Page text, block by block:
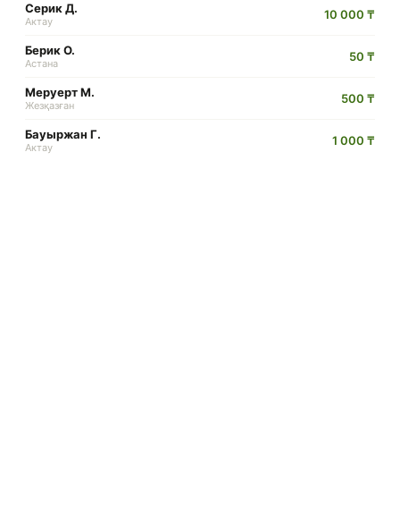
Серик Д.
Актау 10 000 ₸
Берик О.
Астана 50 ₸
Меруерт М.
Жезқазған 500 ₸
Бауыржан Г.
Актау 1 000 ₸